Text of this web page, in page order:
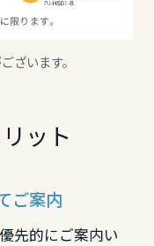
ざいます。
ット
ご案内
先的にご案内い